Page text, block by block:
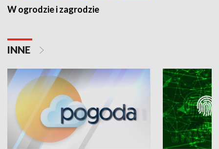
W ogrodzie i zagrodzie
INNE